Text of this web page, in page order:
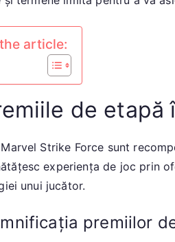
article:
de etapă
Strike Force sunt
experiența de joc prin
unui jucător.
premiilor